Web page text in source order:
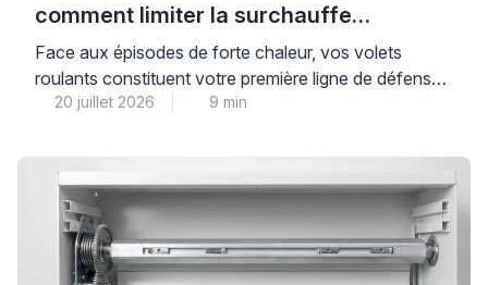
comment limiter la surchauffe
efficacement
Face aux épisodes de forte chaleur, vos volets
roulants constituent votre première ligne de défense,
à condition de bien les choisir et de les utiliser
réellement performante repose sur trois piliers : des
équipements aux matériaux et couleurs adaptés, une
stratégie d’ouverture-fermeture maîtrisée, et souvent
l’association avec des protections […]
20 juillet 2026 9 min